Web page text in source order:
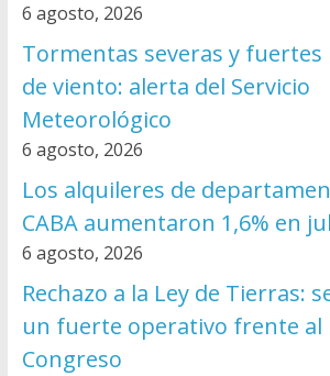
6 agosto, 2026
Tormentas severas y fuertes
de viento: alerta del Servicio
Meteorológico
6 agosto, 2026
Los alquileres de
CABA aumentaron 1,6% en
6 agosto, 2026
Rechazo a la Ley de Tierras:
un fuerte operativo frente al
Congreso